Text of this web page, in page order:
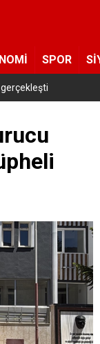
SPOR
gerçekleşti